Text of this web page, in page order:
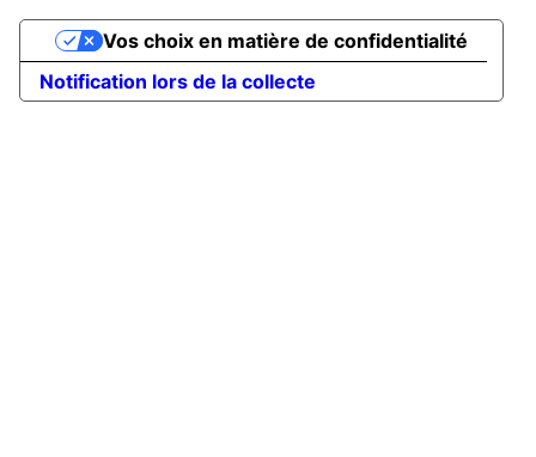
Notification lors de la collecte
Vos choix en matière de confidentialité